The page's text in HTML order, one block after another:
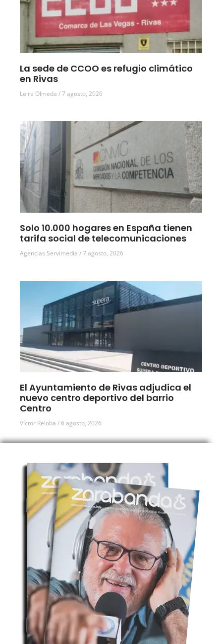
La sede de CCOO es refugio climático
en Rivas
Leire Olmeda 7 agosto, 2026
Solo 10.000 hogares en España tienen
tarifa social de telecomunicaciones
Agencias Servimedia 7 agosto, 2026
El Ayuntamiento de Rivas adjudica el
nuevo centro deportivo del barrio
Centro
Víctor Reloba 6 agosto, 2026